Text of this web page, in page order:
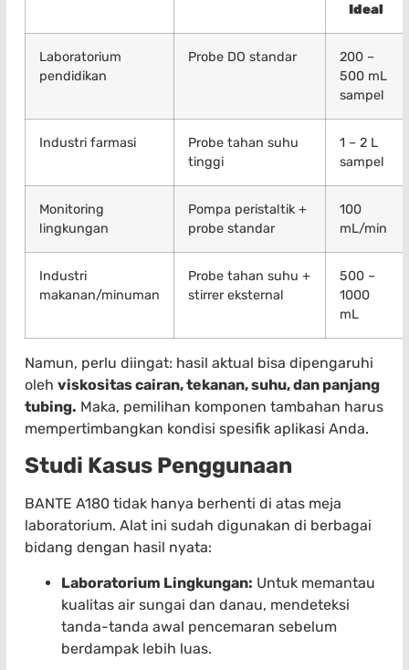
Ideal
Laboratorium
pendidikan
Probe DO standar
200 –
500 mL
sampel
Industri farmasi
Probe tahan suhu
tinggi
1 – 2 L
sampel
Monitoring
lingkungan
Pompa peristaltik +
probe standar
100
mL/min
Industri
makanan/minuman
Probe tahan suhu +
stirrer eksternal
500 –
1000
mL
Namun, perlu diingat: hasil aktual bisa dipengaruhi
oleh viskositas cairan, tekanan, suhu, dan panjang
tubing. Maka, pemilihan komponen tambahan harus
mempertimbangkan kondisi spesifik aplikasi Anda.
Studi Kasus Penggunaan
BANTE A180 tidak hanya berhenti di atas meja
laboratorium. Alat ini sudah digunakan di berbagai
bidang dengan hasil nyata:
Laboratorium Lingkungan: Untuk memantau
kualitas air sungai dan danau, mendeteksi
tanda-tanda awal pencemaran sebelum
berdampak lebih luas.